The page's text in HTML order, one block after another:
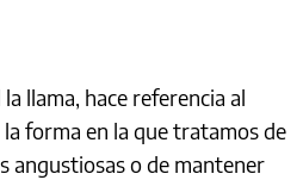
la llama, hace referencia al
la forma en la que tratamos de
angustiosas o de mantener